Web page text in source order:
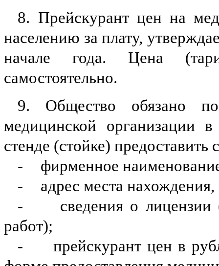
8. Прейскурант цен на
населению за плату,
начале года. Цена
самостоятельно.
9. Общество обязано
медицинской организации
стенде (стойке)
-
фирменное
-
адрес места
-
сведения о лицензии
работ);
-
прейскурант цен в